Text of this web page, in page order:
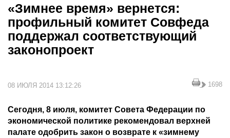
«Зимнее время» вернется:
профильный комитет Совфеда
поддержал соответствующий
законопроект
08 ИЮЛЯ 2014 13:12:26 1698
Сегодня, 8 июля, комитет Совета Федерации по
экономической политике рекомендовал верхней
палате одобрить закон о возврате к «зимнему